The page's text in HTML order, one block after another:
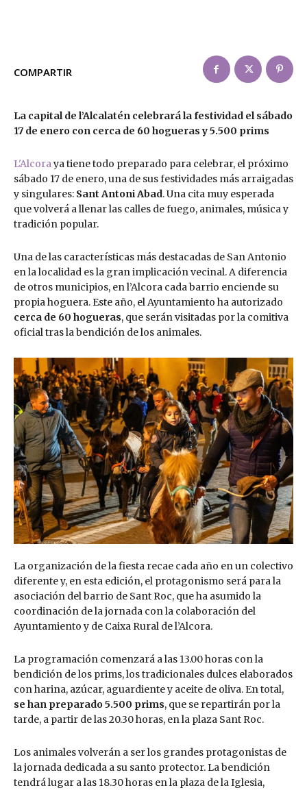
COMPARTIR
La capital de l’Alcalatén celebrará la festividad el sábado
17 de enero con cerca de 60 hogueras y 5.500 prims
L'Alcoraya tiene todo preparado para celebrar, el próximo
sábado 17 de enero, una de sus festividades más arraigadas
y singulares: Sant Antoni Abad. Una cita muy esperada
que volverá a llenar las calles de fuego, animales, música y
tradición popular.
Una de las características más destacadas de San Antonio
en la localidad es la gran implicación vecinal. A diferencia
de otros municipios, en l’Alcora cada barrio enciende su
propia hoguera. Este año, el Ayuntamiento ha autorizado
cerca de 60 hogueras, que serán visitadas por la comitiva
oficial tras la bendición de los animales.
La organización de la fiesta recae cada año en un colectivo
diferente y, en esta edición, el protagonismo será para la
asociación del barrio de Sant Roc, que ha asumido la
coordinación de la jornada con la colaboración del
Ayuntamiento y de Caixa Rural de l’Alcora.
La programación comenzará a las 13.00 horas con la
bendición de los prims, los tradicionales dulces elaborados
con harina, azúcar, aguardiente y aceite de oliva. En total,
se han preparado 5.500 prims, que se repartirán por la
tarde, a partir de las 20.30 horas, en la plaza Sant Roc.
Los animales volverán a ser los grandes protagonistas de
la jornada dedicada a su santo protector. La bendición
tendrá lugar a las 18.30 horas en la plaza de la Iglesia,